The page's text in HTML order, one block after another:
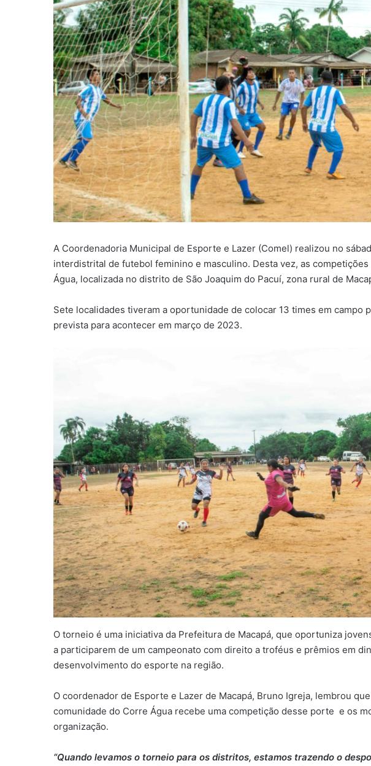
A Coordenadoria Municipal de Esporte e Lazer (Comel) realizou no
interdistrital de futebol feminino e masculino. Desta vez, as
Água, localizada no distrito de São Joaquim do Pacuí, zona rural de
Sete localidades tiveram a oportunidade de colocar 13 times em campo
prevista para acontecer em março de 2023.
O torneio é uma iniciativa da Prefeitura de Macapá, que oportuniza
a participarem de um campeonato com direito a troféus e prêmios em
desenvolvimento do esporte na região.
O coordenador de Esporte e Lazer de Macapá, Bruno Igreja, lembrou
comunidade do Corre Água recebe uma competição desse porte e os
organização.
“Quando levamos o torneio para os distritos, estamos trazendo o